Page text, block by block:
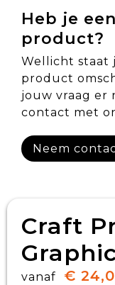
Heb je
product?
Wellicht staat
product
jouw vraag er
contact met
Neem
Craft
vanaf €